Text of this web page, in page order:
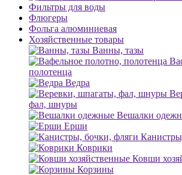
Фильтры для воды
Флюгеры
Фольга алюминиевая
Хозяйственные товары
Ванны, тазы
полотенца
Ведра
фал, шнуры
Вешалки
Ерши
Коврики
Ковши
Корзины